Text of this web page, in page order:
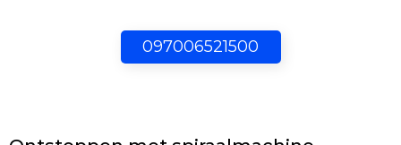
097006521500